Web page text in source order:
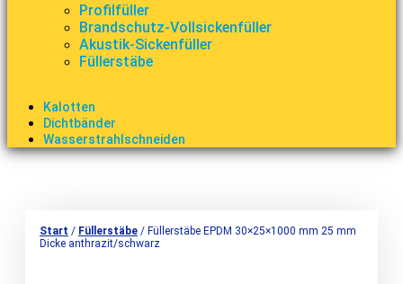
Profilfüller
Brandschutz-Vollsickenfüller
Akustik-Sickenfüller
Füllerstäbe
Kalotten
Dichtbänder
Wasserstrahlschneiden
Start / Füllerstäbe / Füllerstäbe EPDM 30×25×1000 mm 25 mm
Dicke anthrazit/schwarz